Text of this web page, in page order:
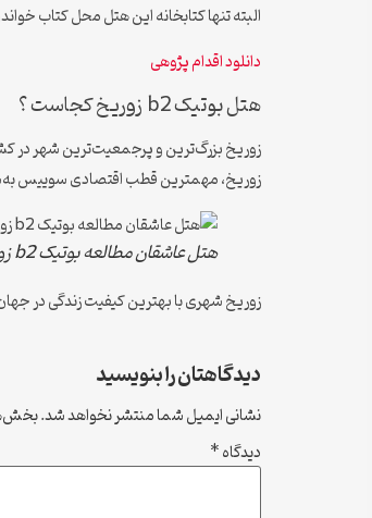
البته تنها کتابخانه این هتل محل کتاب
دانلود اقدام پژوهی
هتل بوتیک b2 زوریخ کجاست ؟
زوریخ، مهمترین قطب اقتصادی سوییس
هتل عاشقان مطالعه بوتیک b2 زوریخ کجاست ؟
زوریخ شهری با بهترین کیفیت زندگی در جهان شناخته می‌شود. این شهردر تاریخ ۲۸
دیدگاهتان را بنویسید
نشانی ایمیل شما منتشر نخواهد شد.
دیدگاه*